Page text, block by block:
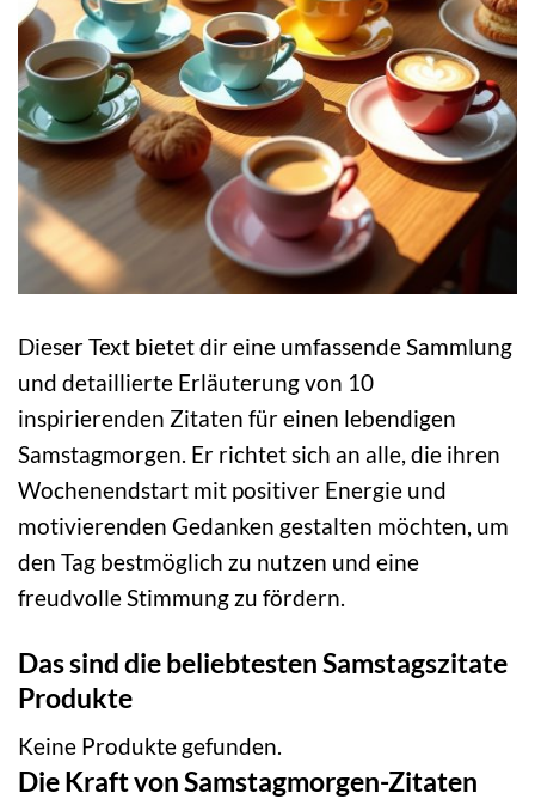
Dieser Text bietet dir eine umfassende Sammlung
und detaillierte Erläuterung von 10
inspirierenden Zitaten für einen lebendigen
Samstagmorgen. Er richtet sich an alle, die ihren
Wochenendstart mit positiver Energie und
motivierenden Gedanken gestalten möchten, um
den Tag bestmöglich zu nutzen und eine
freudvolle Stimmung zu fördern.
Das sind die beliebtesten Samstagszitate
Produkte
Keine Produkte gefunden.
Die Kraft von Samstagmorgen-Zitaten